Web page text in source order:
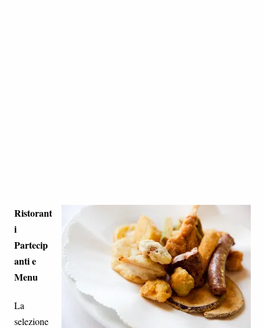
Ristorant
i
Partecip
anti e
Menu
La
selezione